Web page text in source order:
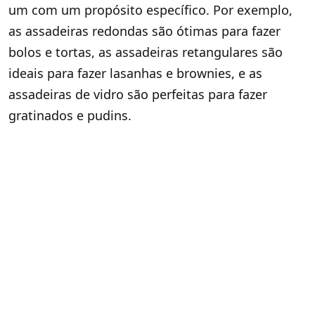
um com um propósito específico. Por exemplo,
as assadeiras redondas são ótimas para fazer
bolos e tortas, as assadeiras retangulares são
ideais para fazer lasanhas e brownies, e as
assadeiras de vidro são perfeitas para fazer
gratinados e pudins.